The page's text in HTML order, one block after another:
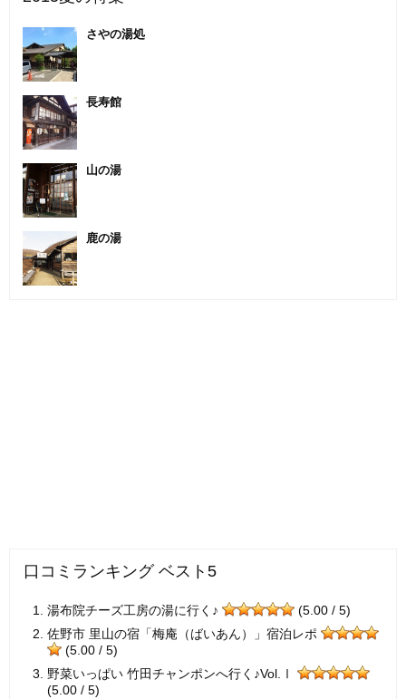
さやの湯処
長寿館
山の湯
鹿の湯
口コミランキング ベスト5
湯布院チーズ工房の湯に行く♪
(5.00 / 5)
佐野市 里山の宿「梅庵（ばいあん）」宿泊レポ
(5.00 / 5)
野菜いっぱい 竹田チャンポンへ行く♪Vol.Ⅰ
(5.00 / 5)